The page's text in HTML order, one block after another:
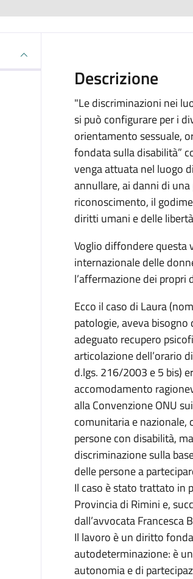
Descrizione
"Le discriminazioni nei
si può configurare per i
orientamento sessuale,
fondata sulla disabilità”
venga attuata nel luogo
annullare, ai danni di
riconoscimento, il
diritti umani e delle
Voglio diffondere questa
internazionale delle
l’affermazione dei propri
Ecco il caso di Laura
patologie, aveva
adeguato recupero
articolazione dell’orario
d.lgs. 216/2003 e 5 bis)
accomodamento
alla Convenzione ONU
comunitaria e
persone con disabilità,
discriminazione sulla
delle persone a
Il caso è stato trattato in
Provincia di Rimini e,
dall’avvocata Francesca
Il lavoro è un diritto
autodeterminazione: è
autonomia e di